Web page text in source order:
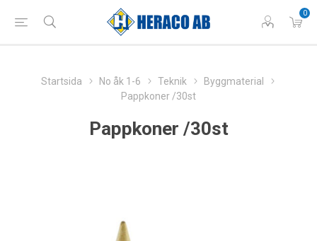
0
Startsida No åk 1-6 Teknik
Byggmaterial
Pappkoner /30st
Pappkoner /30st